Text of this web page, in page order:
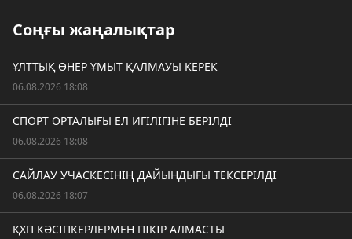
Соңғы жаңалықтар
ҰЛТТЫҚ ӨНЕР ҰМЫТ ҚАЛМАУЫ КЕРЕК
06.08.2026 18:08
СПОРТ ОРТАЛЫҒЫ ЕЛ ИГІЛІГІНЕ БЕРІЛДІ
06.08.2026 18:08
САЙЛАУ УЧАСКЕСІНІҢ ДАЙЫНДЫҒЫ ТЕКСЕРІЛДІ
06.08.2026 18:07
ҚХП КӘСІПКЕРЛЕРМЕН ПІКІР АЛМАСТЫ